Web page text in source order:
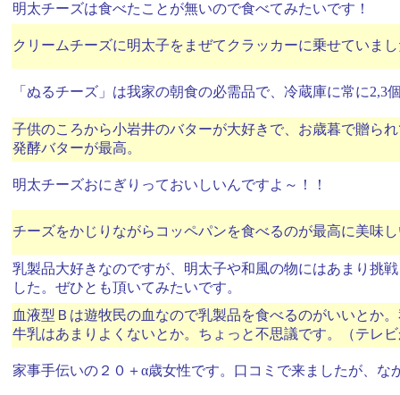
明太チーズは食べたことが無いので食べてみたいです！
クリームチーズに明太子をまぜてクラッカーに乗せていま
「ぬるチーズ」は我家の朝食の必需品で、冷蔵庫に常に2,3
子供のころから小岩井のバターが大好きで、お歳暮で贈ら
発酵バターが最高。
明太チーズおにぎりっておいしいんですよ～！！
チーズをかじりながらコッペパンを食べるのが最高に美味
乳製品大好きなのですが、明太子や和風の物にはあまり挑
した。ぜひとも頂いてみたいです。
血液型Ｂは遊牧民の血なので乳製品を食べるのがいいとか
牛乳はあまりよくないとか。ちょっと不思議です。（テレ
家事手伝いの２０＋α歳女性です。口コミで来ましたが、な